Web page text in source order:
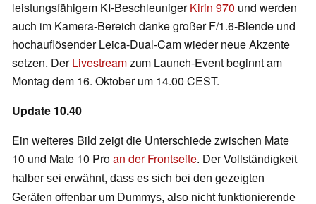
leistungsfähigem KI-BeschleunigerKirin 970 und werden
auch im Kamera-Bereich danke großer F/1.6-Blende und
hochauflösender Leica-Dual-Cam wieder neue Akzente
setzen. DerLivestreamzum Launch-Event beginnt am
Montag dem 16. Oktober um 14.00 CEST.
Update 10.40
Ein weiteres Bild zeigt die Unterschiede zwischen Mate
10 und Mate 10 Proan der Frontseite. Der Vollständigkeit
halber sei erwähnt, dass es sich bei den gezeigten
Geräten offenbar um Dummys, also nicht funktionierende